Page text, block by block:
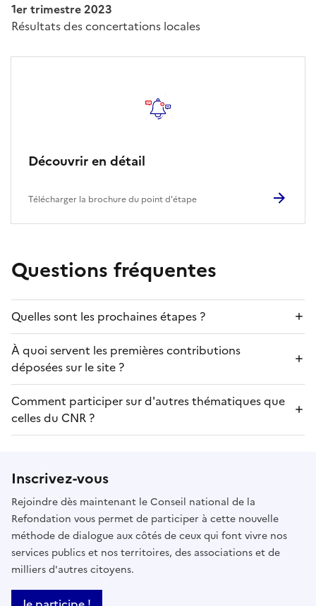
1er trimestre 2023
Résultats des concertations locales
Découvrir en détail
Télécharger la brochure du point d'étape
Questions fréquentes
Quelles sont les prochaines étapes ?
À quoi servent les premières contributions
déposées sur le site ?
Comment participer sur d'autres thématiques que
celles du CNR ?
Inscrivez-vous
Rejoindre dès maintenant le Conseil national de la
Refondation vous permet de participer à cette nouvelle
méthode de dialogue aux côtés de ceux qui font vivre nos
services publics et nos territoires, des associations et de
milliers d'autres citoyens.